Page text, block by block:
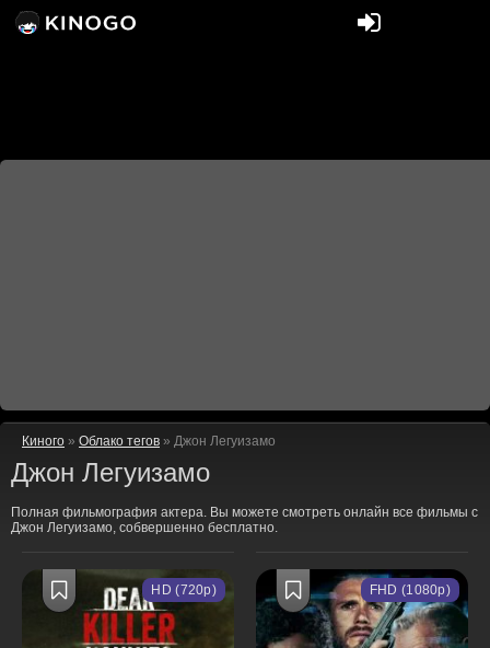
Киного » Облако тегов » Джон Легуизамо
Джон Легуизамо
Полная фильмография актера. Вы можете смотреть онлайн все фильмы с
Джон Легуизамо, собвершенно бесплатно.
HD (720p) FHD (1080p)